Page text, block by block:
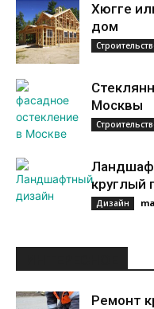
Хюгге
дом
Москвы
круглый
Дизайн
Ремонт